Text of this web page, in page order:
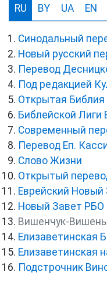
RU BY UA EN
Синодальный
Новый русский
Перевод
Под редакцией
Открытая Библия
Библейской Лиги
Cовременный
Перевод Еп.
Слово Жизни
Открытый
Еврейский Новый
Новый Завет РБО
Вишенчук-
Елизаветинская
Елизаветинская
Подстрочник